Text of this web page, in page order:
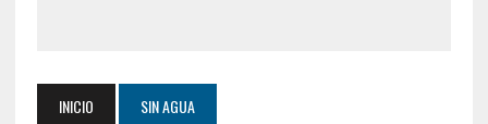
INICIO SIN AGUA